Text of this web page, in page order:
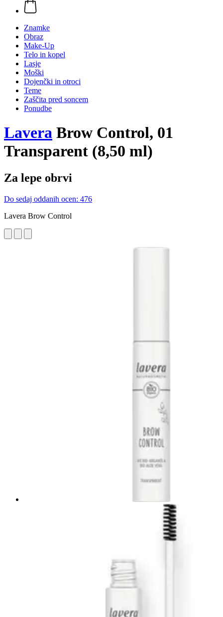
Znamke
Obraz
Make-Up
Telo in kopel
Lasje
Moški
Dojenčki in otroci
Teme
Zaščita pred soncem
Ponudbe
Lavera Brow Control, 01
Transparent (8,50 ml)
Za lepe obrvi
Do sedaj oddanih ocen: 476
Lavera Brow Control